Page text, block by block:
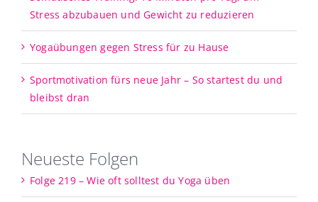
Stress abzubauen und Gewicht zu reduzieren
Yogaübungen gegen Stress für zu Hause
Sportmotivation fürs neue Jahr – So startest du und
bleibst dran
Neueste Folgen
Folge 219 – Wie oft solltest du Yoga üben